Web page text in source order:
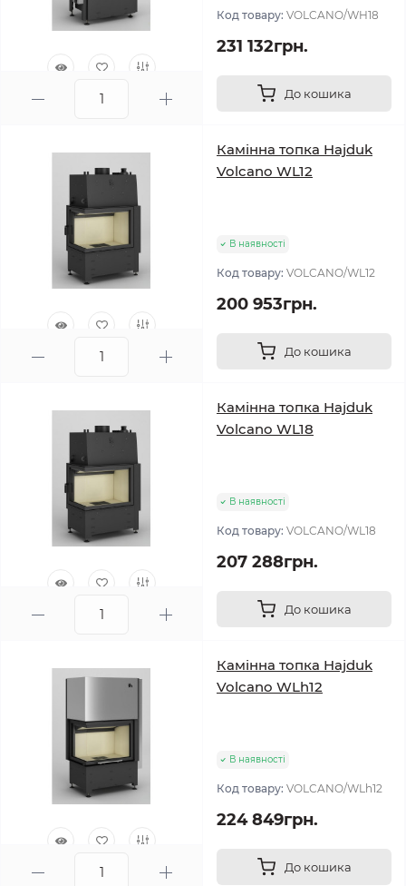
Код товару: VOLCANO/WH18
231 132грн.
До кошика
Камінна топка Hajduk
Volcano WL12
В наявності
Код товару: VOLCANO/WL12
200 953грн.
До кошика
Камінна топка Hajduk
Volcano WL18
В наявності
Код товару: VOLCANO/WL18
207 288грн.
До кошика
Камінна топка Hajduk
Volcano WLh12
В наявності
Код товару: VOLCANO/WLh12
224 849грн.
До кошика